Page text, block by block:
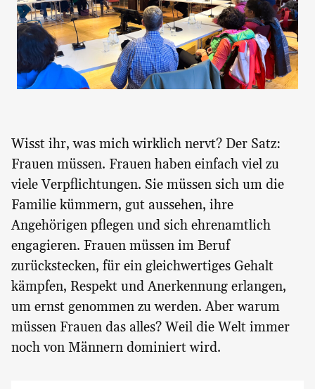
Wisst ihr, was mich wirklich nervt? Der Satz:
Frauen müssen. Frauen haben einfach viel zu
viele Verpflichtungen. Sie müssen sich um die
Familie kümmern, gut aussehen, ihre
Angehörigen pflegen und sich ehrenamtlich
engagieren. Frauen müssen im Beruf
zurückstecken, für ein gleichwertiges Gehalt
kämpfen, Respekt und Anerkennung erlangen,
um ernst genommen zu werden. Aber warum
müssen Frauen das alles? Weil die Welt immer
noch von Männern dominiert wird.